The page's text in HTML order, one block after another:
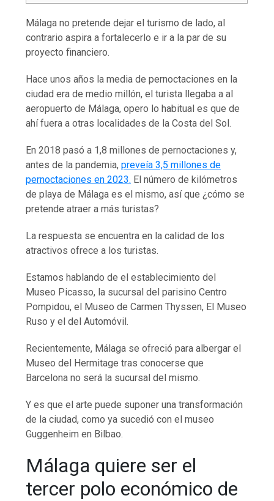
Málaga no pretende dejar el turismo de lado, al
contrario aspira a fortalecerlo e ir a la par de su
proyecto financiero.
Hace unos años la media de pernoctaciones en la
ciudad era de medio millón, el turista llegaba a al
aeropuerto de Málaga, opero lo habitual es que de
ahí fuera a otras localidades de la Costa del Sol.
En 2018 pasó a 1,8 millones de pernoctaciones y,
antes de la pandemia,preveía 3,5 millones de
pernoctaciones en 2023. El número de kilómetros
de playa de Málaga es el mismo, así que ¿cómo se
pretende atraer a más turistas?
La respuesta se encuentra en la calidad de los
atractivos ofrece a los turistas.
Estamos hablando de el establecimiento del
Museo Picasso, la sucursal del parisino Centro
Pompidou, el Museo de Carmen Thyssen, El Museo
Ruso y el del Automóvil.
Recientemente, Málaga se ofreció para albergar el
Museo del Hermitage tras conocerse que
Barcelona no será la sucursal del mismo.
Y es que el arte puede suponer una transformación
de la ciudad, como ya sucedió con el museo
Guggenheim en Bilbao.
Málaga quiere ser el
tercer polo económico de